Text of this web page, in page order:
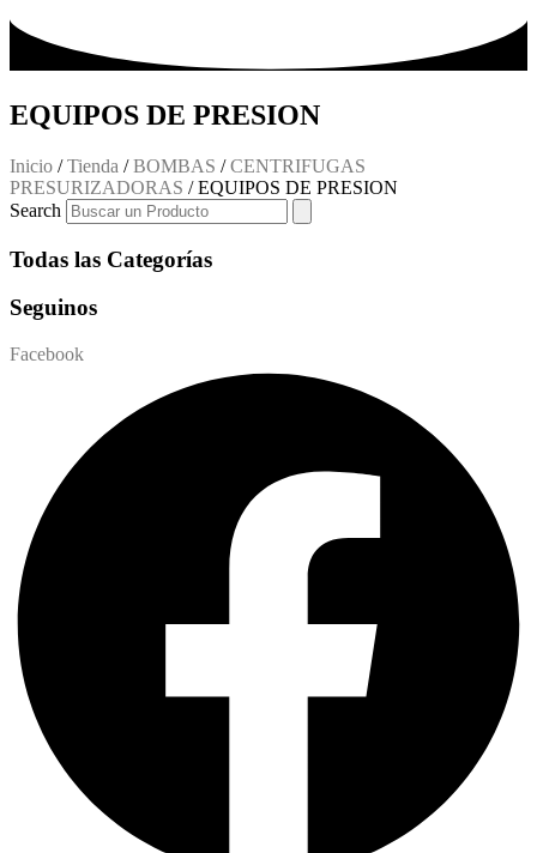
EQUIPOS DE PRESION
Inicio /Tienda /BOMBAS /CENTRIFUGAS
PRESURIZADORAS / EQUIPOS DE PRESION
Search
Todas las Categorías
Seguinos
Facebook